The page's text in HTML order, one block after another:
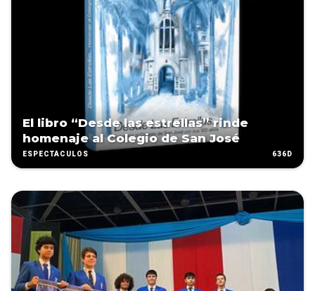
El libro “Desde las estrellas” rinde
homenaje al Colegio de San José
ESPECTÁCULOS 636D